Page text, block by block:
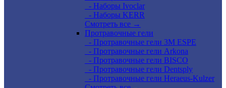
- Наборы Ivoclar
- Наборы KERR
Смотреть все →
Протравочные гели
- Протравочные гели 3М ESPE
- Протравочные гели Arkona
- Протравочные гели BISCO
- Протравочные гели Dentsply
- Протравочные гели Heraeus-Kulzer